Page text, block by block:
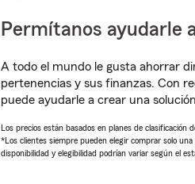
Permítanos ayudarle
A todo el mundo le gusta ahorrar
pertenencias y sus finanzas. Con
puede ayudarle a crear una
Los precios están basados en planes de clasificación
*Los clientes siempre pueden elegir comprar solo
disponibilidad y elegibilidad podrían variar según el